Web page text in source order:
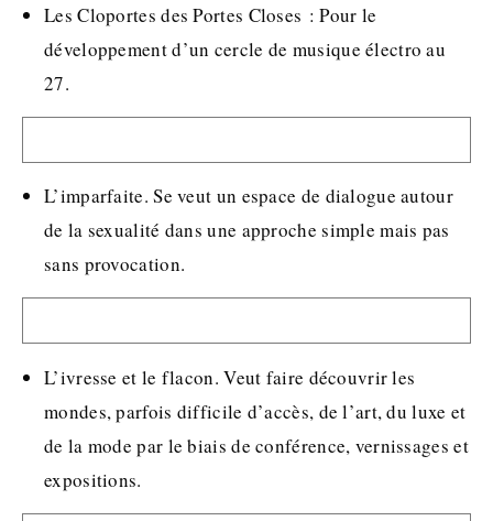
Les Cloportes des Portes Closes : Pour le
développement d’un cercle de musique électro au
27.
L’imparfaite. Se veut un espace de dialogue autour
de la sexualité dans une approche simple mais pas
sans provocation.
L’ivresse et le flacon. Veut faire découvrir les
mondes, parfois difficile d’accès, de l’art, du luxe et
de la mode par le biais de conférence, vernissages et
expositions.